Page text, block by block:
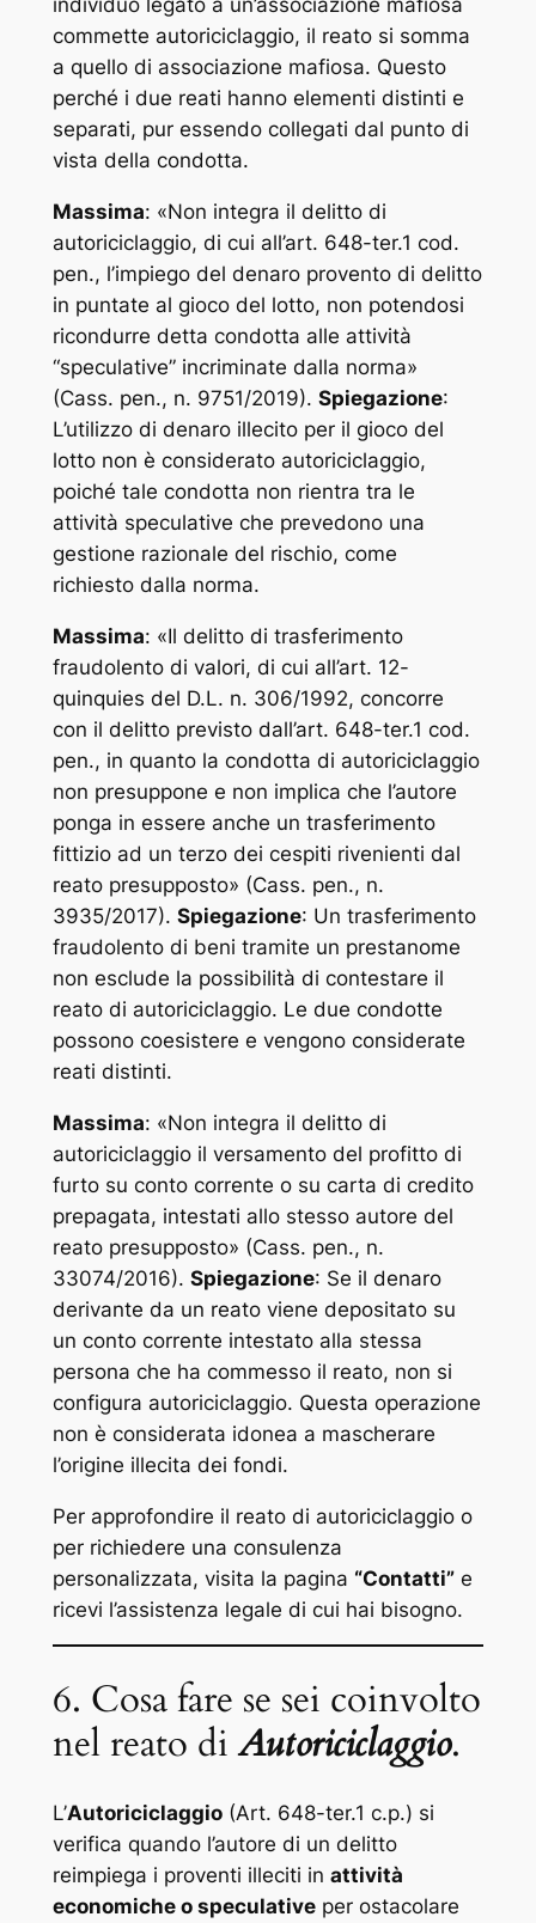
individuo legato a un’associazione mafiosa
commette autoriciclaggio, il reato si somma
a quello di associazione mafiosa. Questo
perché i due reati hanno elementi distinti e
separati, pur essendo collegati dal punto di
vista della condotta.
Massima: «Non integra il delitto di
autoriciclaggio, di cui all’art. 648-ter.1 cod.
pen., l’impiego del denaro provento di delitto
in puntate al gioco del lotto, non potendosi
ricondurre detta condotta alle attività
“speculative” incriminate dalla norma»
(Cass. pen., n. 9751/2019). Spiegazione:
L’utilizzo di denaro illecito per il gioco del
lotto non è considerato autoriciclaggio,
poiché tale condotta non rientra tra le
attività speculative che prevedono una
gestione razionale del rischio, come
richiesto dalla norma.
Massima: «Il delitto di trasferimento
fraudolento di valori, di cui all’art. 12-
quinquies del D.L. n. 306/1992, concorre
con il delitto previsto dall’art. 648-ter.1 cod.
pen., in quanto la condotta di autoriciclaggio
non presuppone e non implica che l’autore
ponga in essere anche un trasferimento
fittizio ad un terzo dei cespiti rivenienti dal
reato presupposto» (Cass. pen., n.
3935/2017). Spiegazione: Un trasferimento
fraudolento di beni tramite un prestanome
non esclude la possibilità di contestare il
reato di autoriciclaggio. Le due condotte
possono coesistere e vengono considerate
reati distinti.
Massima: «Non integra il delitto di
autoriciclaggio il versamento del profitto di
furto su conto corrente o su carta di credito
prepagata, intestati allo stesso autore del
reato presupposto» (Cass. pen., n.
33074/2016). Spiegazione: Se il denaro
derivante da un reato viene depositato su
un conto corrente intestato alla stessa
persona che ha commesso il reato, non si
configura autoriciclaggio. Questa operazione
non è considerata idonea a mascherare
l’origine illecita dei fondi.
Per approfondire il reato di autoriciclaggio o
per richiedere una consulenza
personalizzata, visita la pagina “Contatti”e
ricevi l’assistenza legale di cui hai bisogno.
6. Cosa fare se sei coinvolto
nel reato diAutoriciclaggio.
L’Autoriciclaggio(Art. 648-ter.1 c.p.) si
verifica quando l’autore di un delitto
reimpiega i proventi illeciti in attività
economiche o speculativeper ostacolare